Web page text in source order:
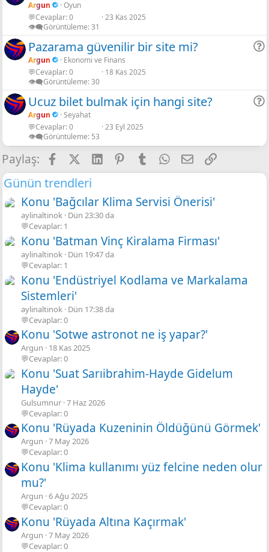
Argun
Oyun
💬Cevaplar 0
👁️‍🗨️Görüntüleme 31
23 Kas 2025
Pazarama güvenilir bir site mi?
Argun
Ekonomi ve Finans
💬Cevaplar 0
👁️‍🗨️Görüntüleme 30
18 Kas 2025
Ucuz bilet bulmak için hangi site?
Argun
Seyahat
💬Cevaplar 0
👁️‍🗨️Görüntüleme 53
23 Eyl 2025
Paylaş: FacebookLinkedInPinterestTumblrWhatsApp
E-posta
Link
Günün trendleri
Konu 'Bağcılar Klima Servisi Önerisi'
aylinaltinok Dün 23:30 da
💬Cevaplar: 1
Konu 'Batman Vinç Kiralama Firması'
aylinaltinok Dün 19:47 da
💬Cevaplar: 1
Konu 'Endüstriyel Kodlama ve Markalama
Sistemleri'
aylinaltinok Dün 17:38 da
💬Cevaplar: 0
Konu 'Sotwe astronot ne iş yapar?'
Argun
18 Kas 2025
💬Cevaplar: 0
Konu 'Suat Sarıibrahim-Hayde Gidelum
Hayde'
Gulsumnur 7 Haz 2026
💬Cevaplar: 0
Konu 'Rüyada Kuzeninin Öldüğünü Görmek'
Argun 7 May 2026
💬Cevaplar: 0
Konu 'Klima kullanımı yüz felcine neden olur
mu?'
Argun 6 Ağu 2025
💬Cevaplar: 0
Konu 'Rüyada Altına Kaçırmak'
Argun 7 May 2026
💬Cevaplar: 0